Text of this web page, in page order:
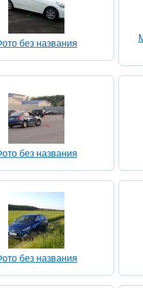
без названия
без названия
без названия